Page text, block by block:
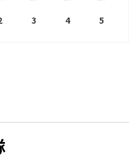
3 4 5